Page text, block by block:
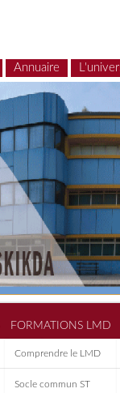
Annuaire
FORMATIONS LMD
Comprendre le LMD
Socle commun ST